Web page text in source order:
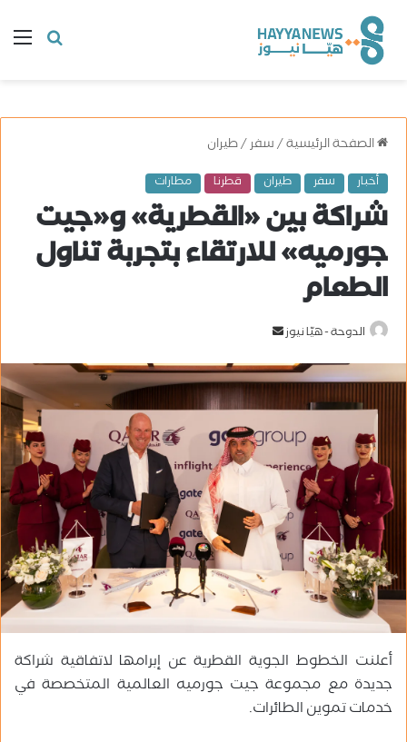
البحث
الصفحة الرئيسية/سفر/طيران
أخبار سفر طيران قطرنا مطارات
شراكة بين «القطرية» و«جيت
جورميه» للارتقاء بتجربة تناول
الطعام
الدوحة - هيّا نيوز
س
ل
ر
ي
ا
إ
ك
ت
و
ن
ي
ا
أعلنت الخطوط الجوية القطرية عن إبرامها لاتفاقية شراكة
جديدة مع مجموعة جيت جورميه العالمية المتخصصة في
خدمات تموين الطائرات.